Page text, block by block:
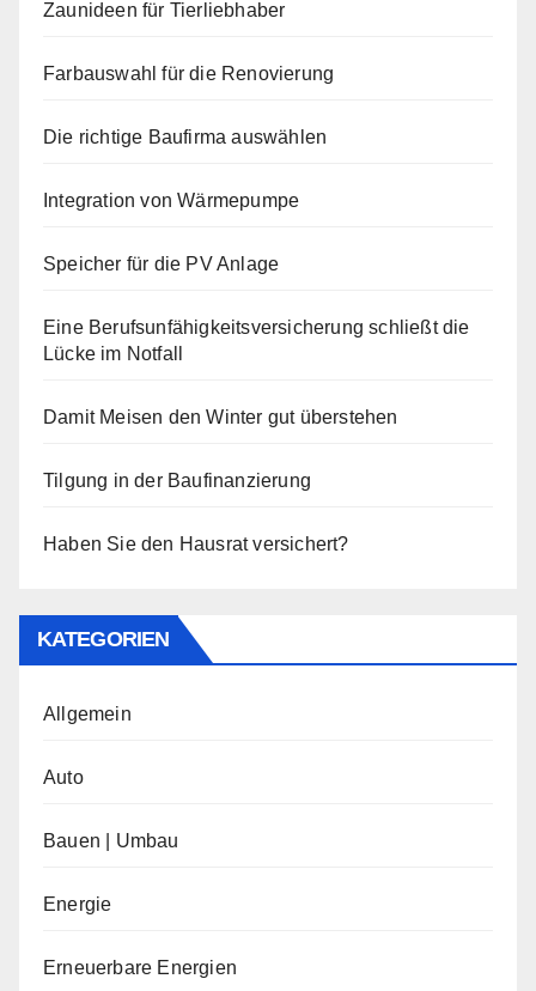
Zaunideen für Tierliebhaber
Farbauswahl für die Renovierung
Die richtige Baufirma auswählen
Integration von Wärmepumpe
Speicher für die PV Anlage
Eine Berufsunfähigkeitsversicherung schließt die
Lücke im Notfall
Damit Meisen den Winter gut überstehen
Tilgung in der Baufinanzierung
Haben Sie den Hausrat versichert?
KATEGORIEN
Allgemein
Auto
Bauen | Umbau
Energie
Erneuerbare Energien